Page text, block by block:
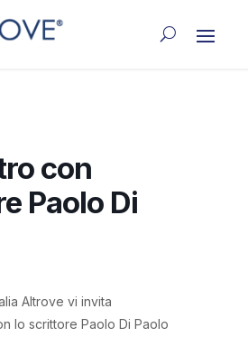
con
Paolo Di
Altrove vi invita
lo scrittore Paolo Di Paolo